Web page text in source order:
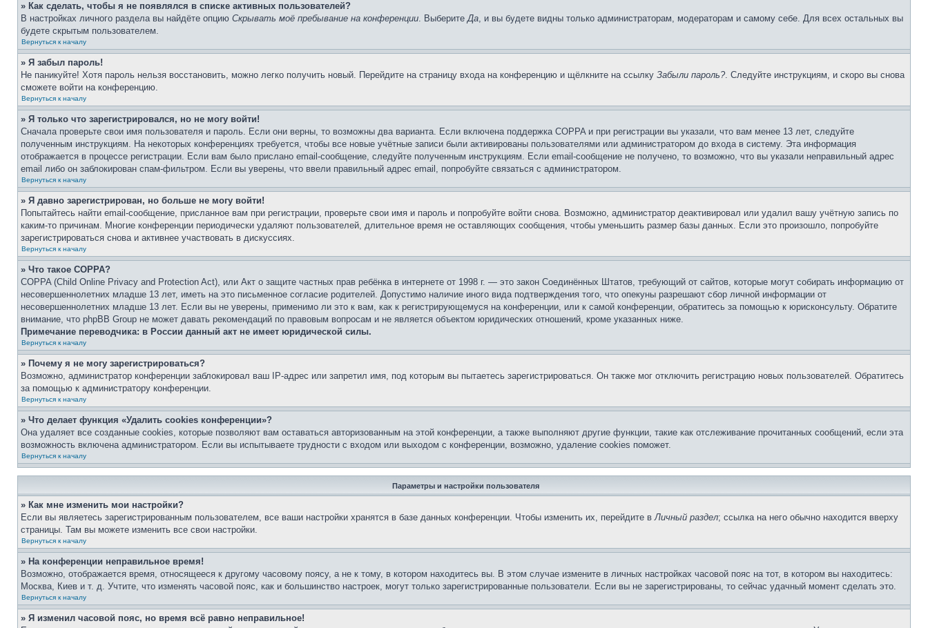
» Как сделать, чтобы я не появлялся в списке активных пользователей?
В настройках личного раздела вы найдёте опцию Скрывать моё пребывание на конференции. ВыберитеДа, и вы будете видны только администраторам, модераторам и самому себе. Для всех остальных вы
будете скрытым пользователем.
Вернуться к началу
» Я забыл пароль!
Не паникуйте! Хотя пароль нельзя восстановить, можно легко получить новый. Перейдите на страницу входа на конференцию и щёлкните на ссылку Забыли пароль?. Следуйте инструкциям, и скоро вы снова
сможете войти на конференцию.
Вернуться к началу
» Я только что зарегистрировался, но не могу войти!
Сначала проверьте свои имя пользователя и пароль. Если они верны, то возможны два варианта. Если включена поддержка COPPA и при регистрации вы указали, что вам менее 13 лет, следуйте
полученным инструкциям. На некоторых конференциях требуется, чтобы все новые учётные записи были активированы пользователями или администратором до входа в систему. Эта информация
отображается в процессе регистрации. Если вам было прислано email-сообщение, следуйте полученным инструкциям. Если email-сообщение не получено, то возможно, что вы указали неправильный адрес
email либо он заблокирован спам-фильтром. Если вы уверены, что ввели правильный адрес email, попробуйте связаться с администратором.
Вернуться к началу
» Я давно зарегистрирован, но больше не могу войти!
Попытайтесь найти email-сообщение, присланное вам при регистрации, проверьте свои имя и пароль и попробуйте войти снова. Возможно, администратор деактивировал или удалил вашу учётную запись по
каким-то причинам. Многие конференции периодически удаляют пользователей, длительное время не оставляющих сообщения, чтобы уменьшить размер базы данных. Если это произошло, попробуйте
зарегистрироваться снова и активнее участвовать в дискуссиях.
Вернуться к началу
» Что такое COPPA?
COPPA (Child Online Privacy and Protection Act), или Акт о защите частных прав ребёнка в интернете от 1998 г. — это закон Соединённых Штатов, требующий от сайтов, которые могут собирать информацию от
несовершеннолетних младше 13 лет, иметь на это письменное согласие родителей. Допустимо наличие иного вида подтверждения того, что опекуны разрешают сбор личной информации от
несовершеннолетних младше 13 лет. Если вы не уверены, применимо ли это к вам, как к регистрирующемуся на конференции, или к самой конференции, обратитесь за помощью к юрисконсульту. Обратите
внимание, что phpBB Group не может давать рекомендаций по правовым вопросам и не является объектом юридических отношений, кроме указанных ниже.
Примечание переводчика: в России данный акт не имеет юридической силы.
Вернуться к началу
» Почему я не могу зарегистрироваться?
Возможно, администратор конференции заблокировал ваш IP-адрес или запретил имя, под которым вы пытаетесь зарегистрироваться. Он также мог отключить регистрацию новых пользователей. Обратитесь
за помощью к администратору конференции.
Вернуться к началу
» Что делает функция «Удалить cookies конференции»?
Она удаляет все созданные cookies, которые позволяют вам оставаться авторизованным на этой конференции, а также выполняют другие функции, такие как отслеживание прочитанных сообщений, если эта
возможность включена администратором. Если вы испытываете трудности с входом или выходом с конференции, возможно, удаление cookies поможет.
Вернуться к началу
Параметры и настройки пользователя
» Как мне изменить мои настройки?
Если вы являетесь зарегистрированным пользователем, все ваши настройки хранятся в базе данных конференции. Чтобы изменить их, перейдите вЛичный раздел; ссылка на него обычно находится вверху
страницы. Там вы можете изменить все свои настройки.
Вернуться к началу
» На конференции неправильное время!
Возможно, отображается время, относящееся к другому часовому поясу, а не к тому, в котором находитесь вы. В этом случае измените в личных настройках часовой пояс на тот, в котором вы находитесь:
Москва, Киев и т. д. Учтите, что изменять часовой пояс, как и большинство настроек, могут только зарегистрированные пользователи. Если вы не зарегистрированы, то сейчас удачный момент сделать это.
Вернуться к началу
» Я изменил часовой пояс, но время всё равно неправильное!